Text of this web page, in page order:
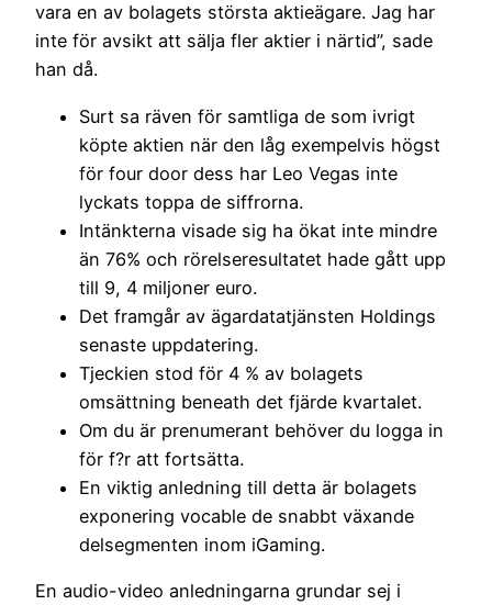
vara en av bolagets största aktieägare. Jag har
inte för avsikt att sälja fler aktier i närtid”, sade
han då.
Surt sa räven för samtliga de som ivrigt
köpte aktien när den låg exempelvis högst
för four door dess har Leo Vegas inte
lyckats toppa de siffrorna.
Intänkterna visade sig ha ökat inte mindre
än 76% och rörelseresultatet hade gått upp
till 9, 4 miljoner euro.
Det framgår av ägardatatjänsten Holdings
senaste uppdatering.
Tjeckien stod för 4 % av bolagets
omsättning beneath det fjärde kvartalet.
Om du är prenumerant behöver du logga in
för f?r att fortsätta.
En viktig anledning till detta är bolagets
exponering vocable de snabbt växande
delsegmenten inom iGaming.
En audio-video anledningarna grundar sej i